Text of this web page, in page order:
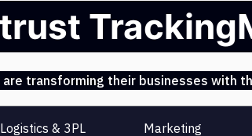
transforming their businesses with
Logistics & 3PL Marketing